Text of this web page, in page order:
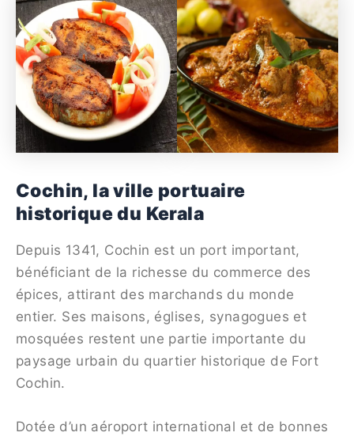
Cochin, la ville portuaire
historique du Kerala
Depuis 1341, Cochin est un port important,
bénéficiant de la richesse du commerce des
épices, attirant des marchands du monde
entier. Ses maisons, églises, synagogues et
mosquées restent une partie importante du
paysage urbain du quartier historique de Fort
Cochin.
Dotée d’un aéroport international et de bonnes